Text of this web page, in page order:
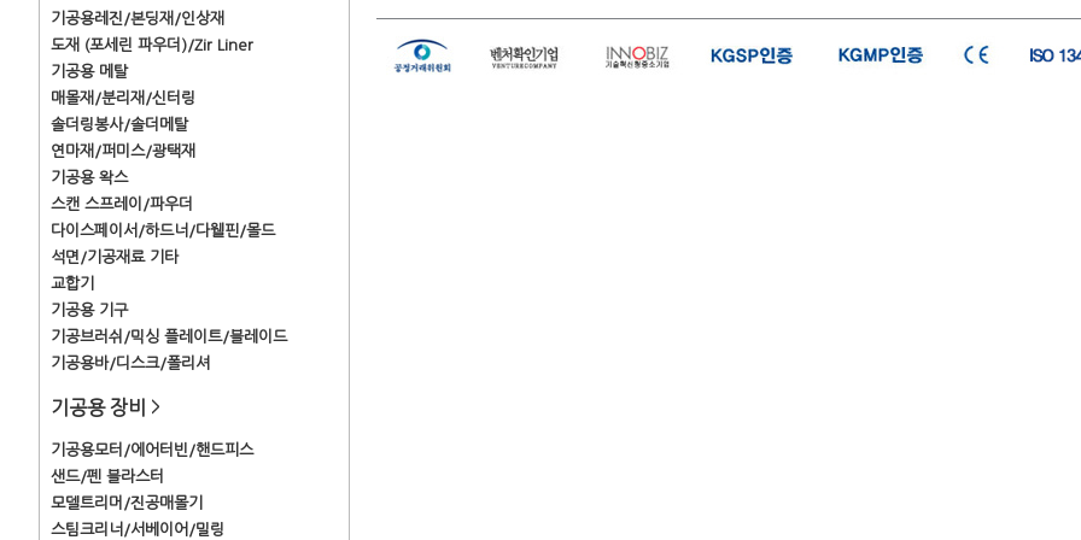
기공용레진/본딩재/인상재
도재 (포세린 파우더)/Zir Liner
기공용 메탈
매몰재/분리재/신터링
솔더링봉사/솔더메탈
연마재/퍼미스/광택재
기공용 왁스
스캔 스프레이/파우더
다이스페이서/하드너/다웰핀/몰드
석면/기공재료 기타
교합기
기공용 기구
기공브러쉬/믹싱 플레이트/블레이드
기공용바/디스크/폴리셔
기공용 장비 >
기공용모터/에어터빈/핸드피스
샌드/펜 블라스터
모델트리머/진공매몰기
스팀크리너/서베이어/밀링